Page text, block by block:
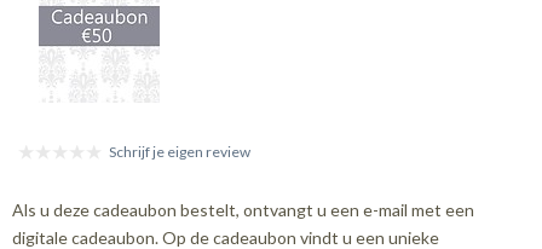
Schrijf je eigen review
Als u deze cadeaubon bestelt, ontvangt u een e-mail met een
digitale cadeaubon. Op de cadeaubon vindt u een unieke